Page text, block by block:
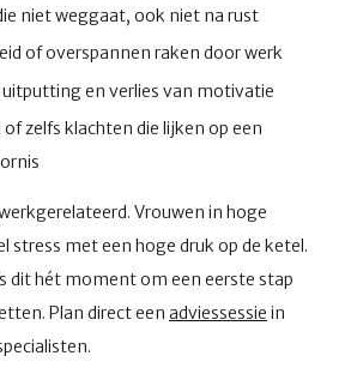
niet weggaat, ook niet na rust
of overspannen raken door werk
uitputting en verlies van motivatie
zelfs klachten die lijken op een
Vrouwen in hoge
stress met een hoge druk op de ketel.
dit hét moment om een eerste stap
Plan direct een adviessessie in